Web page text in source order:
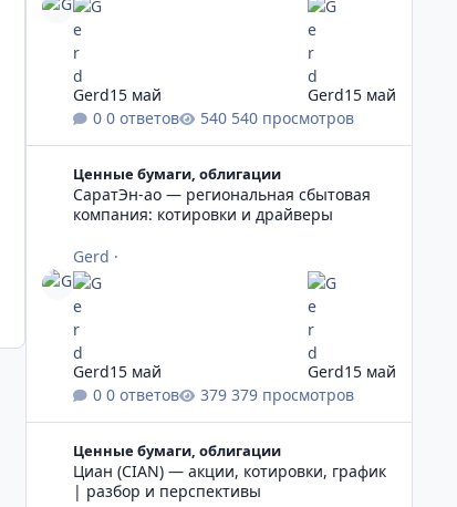
0 ответов 540 просмотров
Gerd15 май Gerd15 май
Ценные бумаги, облигации
СаратЭн-ао — региональная сбытовая
компания: котировки и драйверы
Gerd ·
0 ответов 379 просмотров
Gerd15 май Gerd15 май
Ценные бумаги, облигации
Циан (CIAN) — акции, котировки, график
| разбор и перспективы